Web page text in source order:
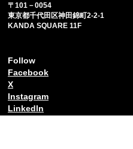
〒101－0054
東京都千代田区神田錦町2-2-1
KANDA SQUARE 11F
Follow
Facebook
X
Instagram
Linkedln